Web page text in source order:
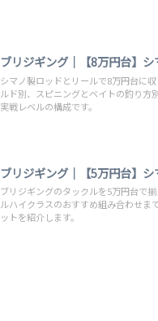
ブリジギング｜【8万円台】
シマノ製ロッドとリールで8万円台に
ルド別、スピニングとベイトの釣り
実戦レベルの構成です。
ブリジギング｜【5万円台】
ブリジギングのタックルを5万円台で
ルハイクラスのおすすめ組み合わせま
ットを紹介します。